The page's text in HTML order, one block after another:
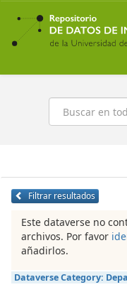
Ir
contenido
principal
Buscar
Filtrar resultados
Este dataverse no
archivos. Por favor
añadirlos.
Dataverse Category: